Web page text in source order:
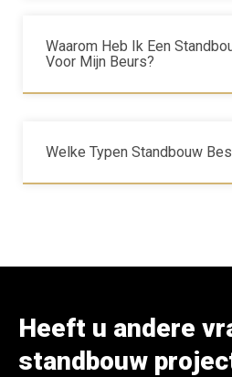
Waarom Heb Ik Een
Voor Mijn Beurs?
Welke Typen Standbouw
Heeft u andere
standbouw